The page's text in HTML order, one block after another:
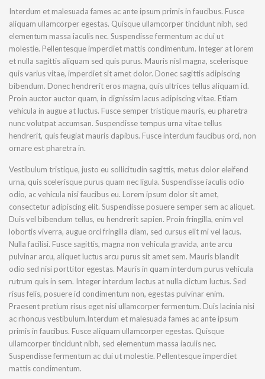
Interdum et malesuada fames ac ante ipsum primis in faucibus. Fusce
aliquam ullamcorper egestas. Quisque ullamcorper tincidunt nibh, sed
elementum massa iaculis nec. Suspendisse fermentum ac dui ut
molestie. Pellentesque imperdiet mattis condimentum. Integer at lorem
et nulla sagittis aliquam sed quis purus. Mauris nisl magna, scelerisque
quis varius vitae, imperdiet sit amet dolor. Donec sagittis adipiscing
bibendum. Donec hendrerit eros magna, quis ultrices tellus aliquam id.
Proin auctor auctor quam, in dignissim lacus adipiscing vitae. Etiam
vehicula in augue at luctus. Fusce semper tristique mauris, eu pharetra
nunc volutpat accumsan. Suspendisse tempus urna vitae tellus
hendrerit, quis feugiat mauris dapibus. Fusce interdum faucibus orci, non
ornare est pharetra in.
Vestibulum tristique, justo eu sollicitudin sagittis, metus dolor eleifend
urna, quis scelerisque purus quam nec ligula. Suspendisse iaculis odio
odio, ac vehicula nisi faucibus eu. Lorem ipsum dolor sit amet,
consectetur adipiscing elit. Suspendisse posuere semper sem ac aliquet.
Duis vel bibendum tellus, eu hendrerit sapien. Proin fringilla, enim vel
lobortis viverra, augue orci fringilla diam, sed cursus elit mi vel lacus.
Nulla facilisi. Fusce sagittis, magna non vehicula gravida, ante arcu
pulvinar arcu, aliquet luctus arcu purus sit amet sem. Mauris blandit
odio sed nisi porttitor egestas. Mauris in quam interdum purus vehicula
rutrum quis in sem. Integer interdum lectus at nulla dictum luctus. Sed
risus felis, posuere id condimentum non, egestas pulvinar enim.
Praesent pretium risus eget nisi ullamcorper fermentum. Duis lacinia nisi
ac rhoncus vestibulum.Interdum et malesuada fames ac ante ipsum
primis in faucibus. Fusce aliquam ullamcorper egestas. Quisque
ullamcorper tincidunt nibh, sed elementum massa iaculis nec.
Suspendisse fermentum ac dui ut molestie. Pellentesque imperdiet
mattis condimentum.